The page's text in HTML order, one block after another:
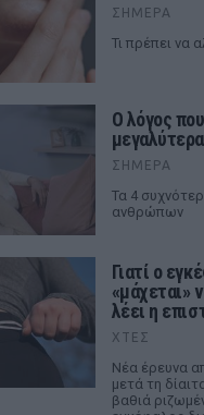
ΣΉΜΕΡΑ
Τι πρέπει να
Ο λόγος
ΣΉΜΕΡΑ
Τα 4
ανθρώπων
Γιατί ο
«μάχεται»
λέει η
ΧΤΕΣ
Νέα έρευνα
μετά τη
βαθιά